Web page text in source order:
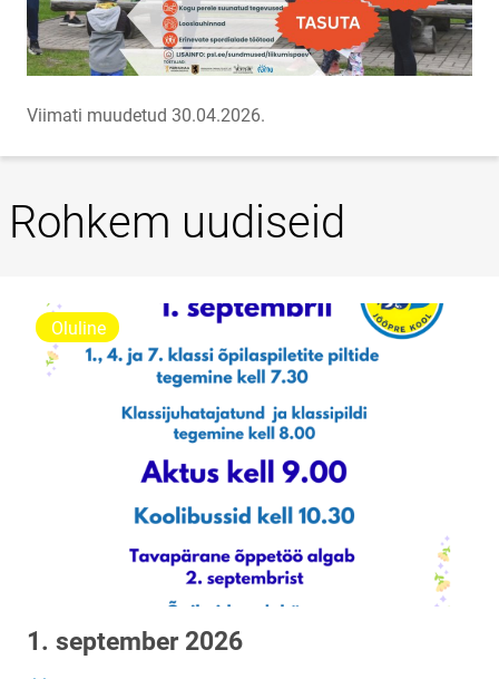
Viimati muudetud 30.04.2026.
Rohkem uudiseid
Oluline
1. september 2026